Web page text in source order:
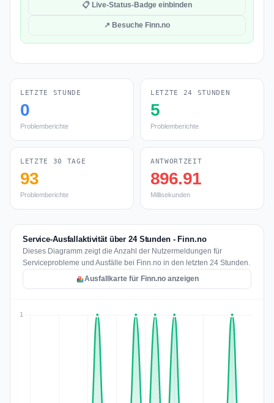
📋 Live-Status-Badge einbinden
↗ Besuche Finn.no
LETZTE STUNDE
0
Problemberichte
LETZTE 24 STUNDEN
5
Problemberichte
LETZTE 30 TAGE
93
Problemberichte
ANTWORTZEIT
896.91
Millisekunden
Service-Ausfallaktivität über 24 Stunden - Finn.no
Dieses Diagramm zeigt die Anzahl der Nutzermeldungen für
Serviceprobleme und Ausfälle bei Finn.no in den letzten 24 Stunden.
Ausfallkarte für Finn.no anzeigen